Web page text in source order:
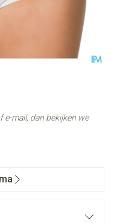
mail, dan bekijken we